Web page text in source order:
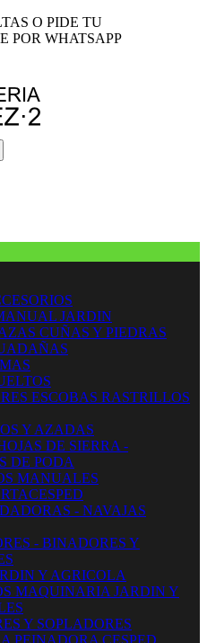
O PIDE TU
POR WHATSAPP
JARDIN
CUÑAS Y PIEDRAS
ESCOBAS RASTRILLOS
Y AZADAS
DE SIERRA -
DE PODA
MANUALES
- NAVAJAS
- BINADORES Y
Y AGRICOLA
MAQUINARIA JARDIN Y
Y SOPLADORES
PEINADORA CESPED